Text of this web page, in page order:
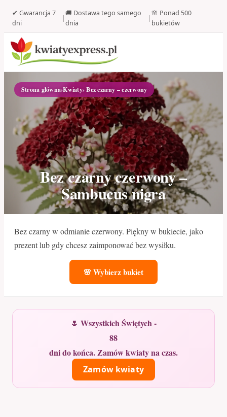
✔ Gwarancja 7
dni
|
🚚 Dostawa tego samego
dnia
|
🌸 Ponad 500
bukietów
Strona główna›Kwiaty› Bez czarny – czerwony
Bez czarny czerwony –
Sambucus nigra
Bez czarny w odmianie czerwony. Piękny w bukiecie, jako
prezent lub gdy chcesz zaimponować bez wysiłku.
🌸 Wybierz bukiet
🌷 Wszystkich Świętych -
88
dni do końca. Zamów kwiaty na czas.
Zamów kwiaty